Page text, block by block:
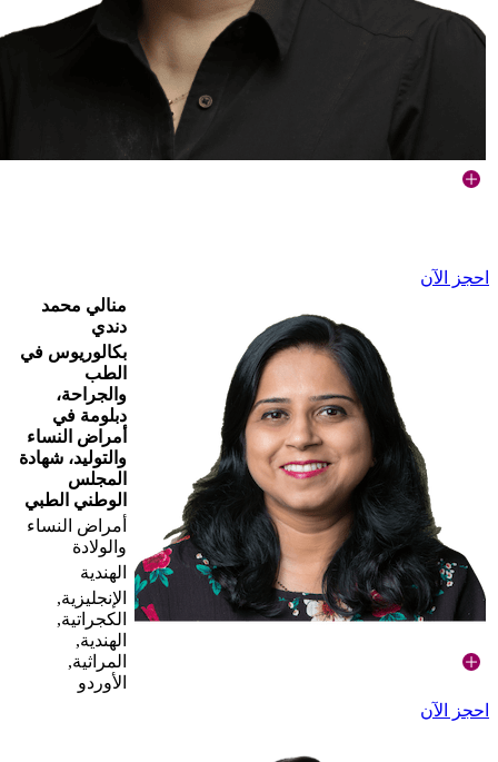
احجز الآن
منالي محمد
دندي
بكالوريوس في
الطب
والجراحة،
دبلومة في
أمراض النساء
والتوليد، شهادة
المجلس
الوطني الطبي
أمراض النساء
والولادة
الهندية
الإنجليزية,
الكجراتية,
الهندية,
المراثية,
الأوردو
احجز الآن